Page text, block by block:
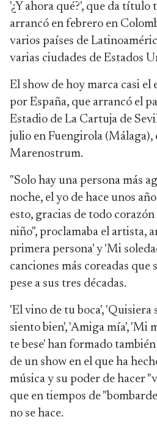
'¿Y ahora qué?', que da título
arrancó en febrero en
varios países de
varias ciudades de Estados
El show de hoy marca casi el
por España, que arrancó el
Estadio de La Cartuja de
julio en Fuengirola (Málaga),
Marenostrum.
"Solo hay una persona más
noche, el yo de hace unos
esto, gracias de todo
niño", proclamaba el artista,
primera persona' y 'Mi
canciones más coreadas que
pese a sus tres décadas.
'El vino de tu boca', 'Quisiera
siento bien', 'Amiga mía', 'Mi
te bese' han formado
de un show en el que ha
música y su poder de hacer
que en tiempos de
no se hace.